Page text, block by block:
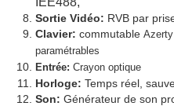
Sortie Vidéo: RVB par
Clavier: commutable
paramétrables
Entrée: Crayon optique
Horloge: Temps réel,
Son: Générateur de son